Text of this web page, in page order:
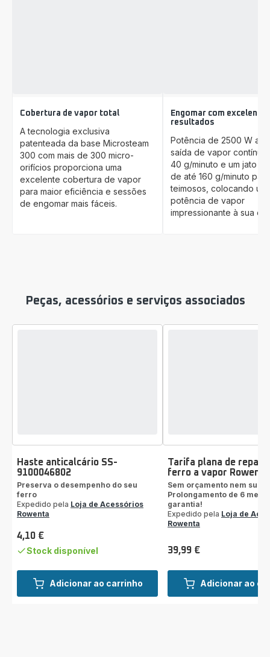
Cobertura de vapor total
A tecnologia exclusiva
patenteada da base Microsteam
300 com mais de 300 micro-
orifícios proporciona uma
excelente cobertura de vapor
para maior eficiência e sessões
de engomar mais fáceis.
Engomar com excelentes
resultados
Potência de 2500 W
saída de vapor contínua
40 g/minuto e um jato
de até 160 g/minuto
teimosos, colocando
potência de vapor
impressionante à sua
Peças, acessórios e serviços associados
Adicionar ao carrinho
Haste anticalcário SS-
9100046802
Preserva o desempenho do seu
ferro
Expedido pela Loja de Acessórios
Rowenta
Preço
4,10 €
Stock disponível
Adicionar ao
Tarifa plana de
ferro a vapor Rowenta
Sem orçamento nem
Prolongamento de 6
garantia!
Expedido pela Loja de
Rowenta
Preço
39,99 €